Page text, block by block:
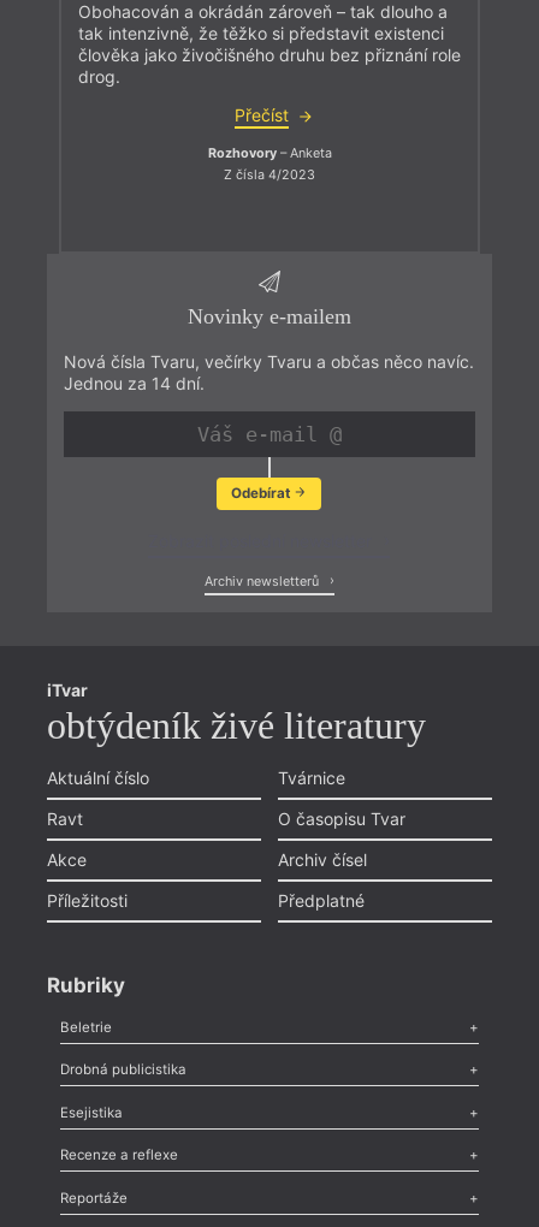
Obohacován a okrádán zároveň – tak dlouho a
tak intenzivně, že těžko si představit existenci
člověka jako živočišného druhu bez přiznání role
drog.
Přečíst
Rozhovory– Anketa
Z čísla 4/2023
Novinky e-mailem
Nová čísla Tvaru, večírky Tvaru a občas něco navíc.
Jednou za 14 dní.
Odebírat
Archiv newsletterů
iTvar
obtýdeník živé literatury
Aktuální číslo
Ravt
Akce
Příležitosti
Tvárnice
O časopisu Tvar
Archiv čísel
Předplatné
Rubriky
Beletrie
Poezie,Próza,Dokumenty
Drobná publicistika
Odlesk
Nekrolog,Glosa,Sloupek,Pozvánka,Literární soutěž,
Esejistika
Esej ,Pádlo,Úvaha
Recenze a reflexe
Recenze
Méně slov o próze,Celá rubrika
Reportáže